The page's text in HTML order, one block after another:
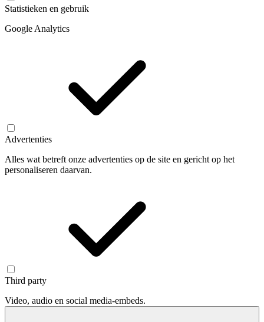
Statistieken en gebruik
Google Analytics
Advertenties
Alles wat betreft onze advertenties op de site en gericht op het
personaliseren daarvan.
Third party
Video, audio en social media-embeds.